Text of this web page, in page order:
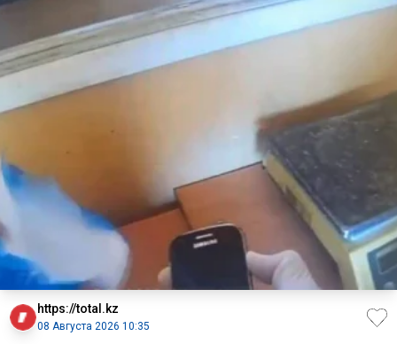
https://total.kz
08 Августа 2026 10:35